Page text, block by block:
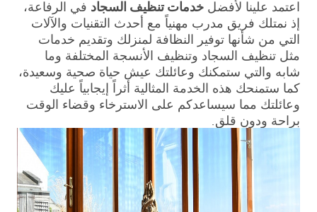
اعتمد علينا لأفضل خدمات تنظيف السجاد في الرفاعة،
إذ نمتلك فريق مدرب مهنياً مع أحدث التقنيات والآلات
التي من شأنها توفير النظافة لمنزلك وتقديم خدمات
مثل تنظيف السجاد وتنظيف الأنسجة المختلفة وما
شابه والتي ستمكنك وعائلتك عيش حياة صحية وسعيدة،
كما ستمنحك هذه الخدمة المثالية أثراً إيجابياً عليك
وعائلتك مما سيساعدكم على الاسترخاء وقضاء الوقت
براحة ودون قلق.